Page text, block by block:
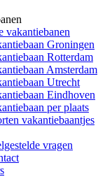
vakantiebanen
Groningen
Rotterdam
Amsterdam
Utrecht
Eindhoven
per plaats
vakantiebaantjes
vragen